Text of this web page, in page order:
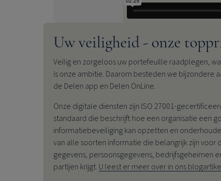
Uw veiligheid - onze
Veilig en zorgeloos uw portefeuille raadplegen,
is onze ambitie. Daarom besteden we bijzondere
de Delen app en Delen OnLine.
Onze digitale diensten zijn ISO 27001-
standaard die beschrijft hoe een organisatie een
informatiebeveiliging kan opzetten en
van alle soorten informatie die belangrijk zijn voor
gegevens, persoonsgegevens, bedrijfsgeheimen
partijen krijgt. U leest er meer over in ons